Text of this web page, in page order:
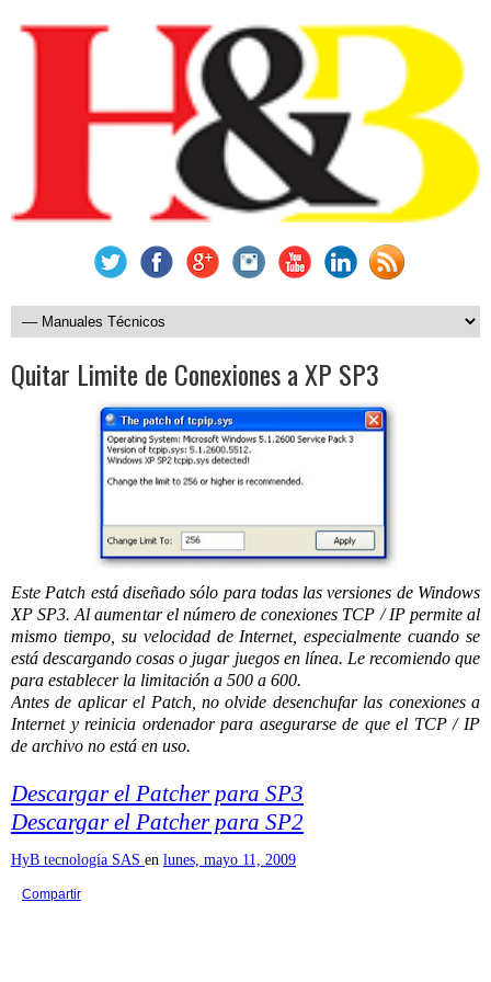
Quitar Limite de Conexiones a XP SP3
Este Patch está diseñado sólo para todas las versiones de Windows
XP SP3. Al aumentar el número de conexiones TCP / IP permite al
mismo tiempo, su velocidad de Internet, especialmente cuando se
está descargando cosas o jugar juegos en línea. Le recomiendo que
para establecer la limitación a 500 a 600.
Antes de aplicar el Patch, no olvide desenchufar las conexiones a
Internet y reinicia ordenador para asegurarse de que el TCP / IP
de archivo no está en uso.
Descargar el Patcher para SP3
Descargar el Patcher para SP2
HyB tecnología SAS en lunes, mayo 11, 2009
Compartir